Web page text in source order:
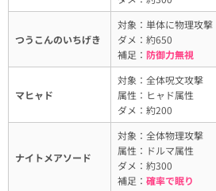
つうこんのいちげき
対象：単体に物理攻撃
ダメ：約650
補足： 防御力無視
マヒャド
対象：全体呪文攻撃
属性：ヒャド属性
ダメ：約200
ナイトメアソード
対象：全体物理攻撃
属性：ドルマ属性
ダメ：約300
補足： 確率で眠り